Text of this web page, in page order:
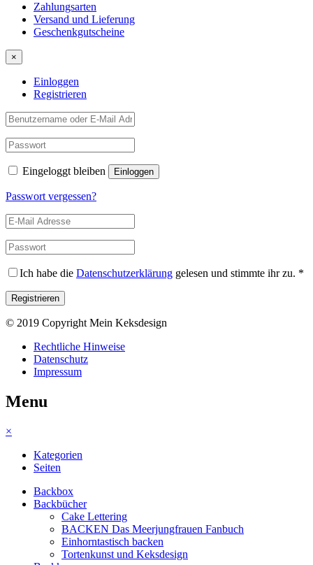
Zahlungsarten
Versand und Lieferung
Geschenkgutscheine
×
Einloggen
Registrieren
Eingeloggt bleiben
Passwort vergessen?
Ich habe die Datenschutzerklärung gelesen und stimmte ihr zu. *
© 2019 Copyright Mein Keksdesign
Rechtliche Hinweise
Datenschutz
Impressum
Menu
×
Kategorien
Seiten
Backbox
Backbücher
Cake Lettering
BACKEN Das Meerjungfrauen Fanbuch
Einhorntastisch backen
Tortenkunst und Keksdesign